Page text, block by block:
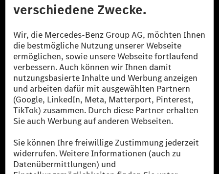
© 2026 Mercedes-Benz Group AG. Alle Rechte vorbehalten.
[1] Bilanziell CO₂-neutral bedeutet, dass nicht vermiedene oder nicht
reduzierte CO₂-Emissionen bei der Mercedes-Benz Group durch
zertifizierte Ausgleichsprojekte kompensiert werden.
[2] Renewable Charging ist ein integraler Bestandteil von MB.CHARGE
Public in Europa, den USA, Kanada und China. Sofern an der jeweiligen
Ladestation noch kein Strom aus erneuerbaren Energien vorliegt,
verwendet Renewable Charging Grünstromzertifikate*. Diese stellen
sicher, dass für Ladevorgänge über MB.CHARGE Public eine äquivalente
Strommenge aus erneuerbaren Energien ins Stromnetz eingespeist wird.
als sechs Jahre sind.
* Inkl. EKOenergy Ökolabel
* Die angegebenen Werte wurden nach dem vorgeschriebenen
Messverfahren WLTP (Worldwide harmonised Light vehicles Test